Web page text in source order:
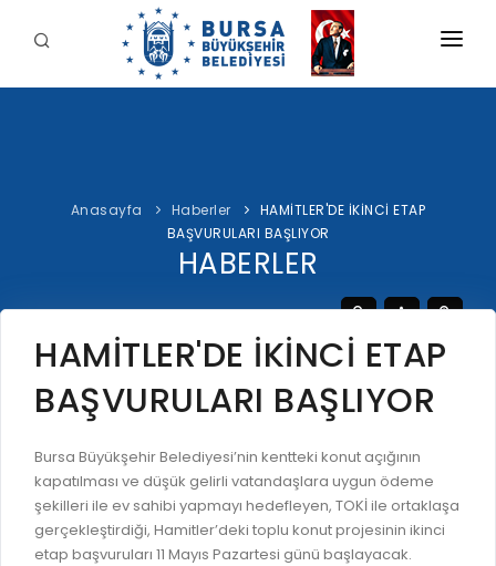
YETKİ VE SORUMLULUKLAR
TARİHÇE
ŞİRKETLER VE KURULUŞLAR
ETİK KOMİSYONU
LOGOLAR AMBLEMLER
BİLGİ EDİNME
MECLİS
Özgeçmiş
Görevleri
ÖDEME
E-TEKLİF
BUSKİ E-ÖDEME
İLAN REKLAM E-BEYANNAME
YANGIN SİGORTA E-BEYANNAME
BURSA'YI KEŞFET
İLETİŞİM
Anasayfa Haberler
HAMİTLER'DE İKİNCİ ETAP
BAŞVURULARI BAŞLIYOR
HABERLER
HAMİTLER'DE İKİNCİ ETAP
BAŞVURULARI BAŞLIYOR
Bursa Büyükşehir Belediyesi’nin kentteki konut açığının
kapatılması ve düşük gelirli vatandaşlara uygun ödeme
şekilleri ile ev sahibi yapmayı hedefleyen, TOKİ ile ortaklaşa
gerçekleştirdiği, Hamitler’deki toplu konut projesinin ikinci
etap başvuruları 11 Mayıs Pazartesi günü başlayacak.